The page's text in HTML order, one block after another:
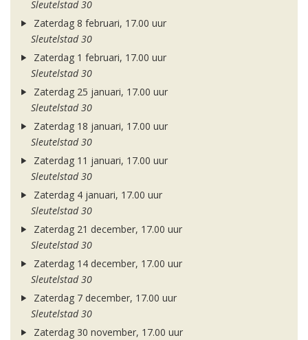
Sleutelstad 30
Zaterdag 8 februari, 17.00 uur
Sleutelstad 30
Zaterdag 1 februari, 17.00 uur
Sleutelstad 30
Zaterdag 25 januari, 17.00 uur
Sleutelstad 30
Zaterdag 18 januari, 17.00 uur
Sleutelstad 30
Zaterdag 11 januari, 17.00 uur
Sleutelstad 30
Zaterdag 4 januari, 17.00 uur
Sleutelstad 30
Zaterdag 21 december, 17.00 uur
Sleutelstad 30
Zaterdag 14 december, 17.00 uur
Sleutelstad 30
Zaterdag 7 december, 17.00 uur
Sleutelstad 30
Zaterdag 30 november, 17.00 uur